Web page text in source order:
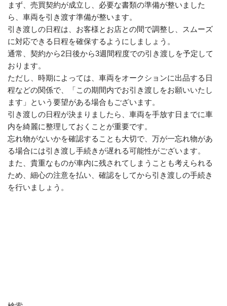
まず、売買契約が成立し、必要な書類の準備が整いました
ら、車両を引き渡す準備が整います。
引き渡しの日程は、お客様とお店との間で調整し、スムーズ
に対応できる日程を確保するようにしましょう。
通常、契約から2日後から3週間程度での引き渡しを予定して
おります。
ただし、時期によっては、車両をオークションに出品する日
程などの関係で、「この期間内でお引き渡しをお願いいたし
ます」という要望がある場合もございます。
引き渡しの日程が決まりましたら、車両を手放す日までに車
内を綺麗に整理しておくことが重要です。
忘れ物がないかを確認することも大切で、万が一忘れ物があ
る場合には引き渡し手続きが遅れる可能性がございます。
また、貴重なものが車内に残されてしまうことも考えられる
ため、細心の注意を払い、確認をしてから引き渡しの手続き
を行いましょう。